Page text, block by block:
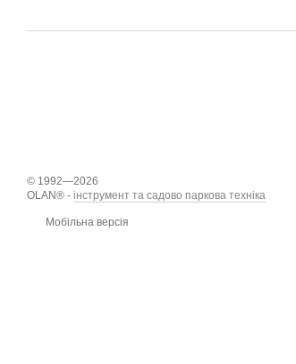
© 1992—2026
OLAN® - інструмент та садово паркова техніка
Мобільна версія